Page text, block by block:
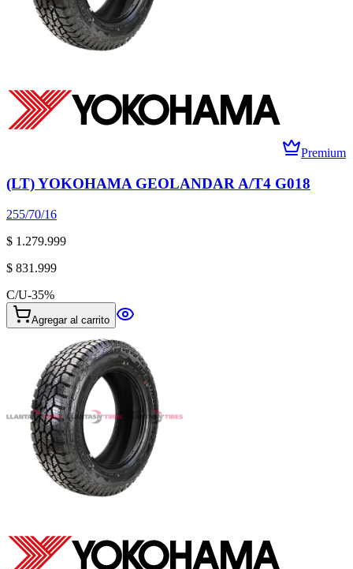
Premium
(LT) YOKOHAMA GEOLANDAR A/T4 G018
255/70/16
$ 1.279.999
$ 831.999
C/U-35%
Agregar al carrito